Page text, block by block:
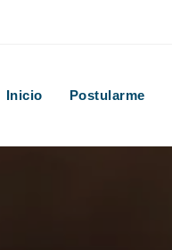
Inicio Postularme